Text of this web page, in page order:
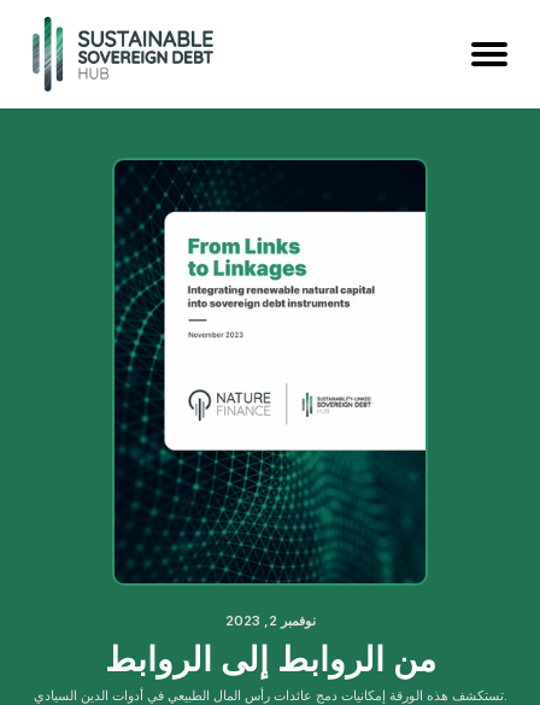
نوفمبر 2, 2023
من الروابط إلى الروابط
تستكشف هذه الورقة إمكانيات دمج عائدات رأس المال الطبيعي في أدوات الدين السيادي.